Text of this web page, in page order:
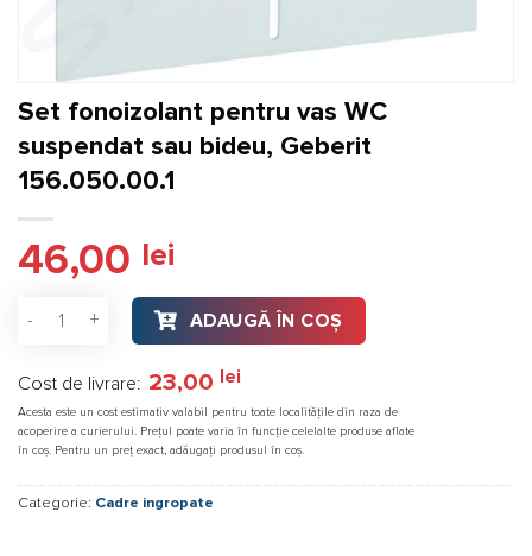
Set fonoizolant pentru vas WC
suspendat sau bideu, Geberit
156.050.00.1
46,00 lei
Cantitate Set fonoizolant pentru vas WC suspendat sau
ADAUGĂ ÎN COȘ
Cost de livrare: 23,00 lei
Acesta este un cost estimativ valabil pentru toate localitățile din raza de
acoperire a curierului. Prețul poate varia în funcție celelalte produse aflate
în coș. Pentru un preț exact, adăugați produsul în coș.
Categorie: Cadre ingropate